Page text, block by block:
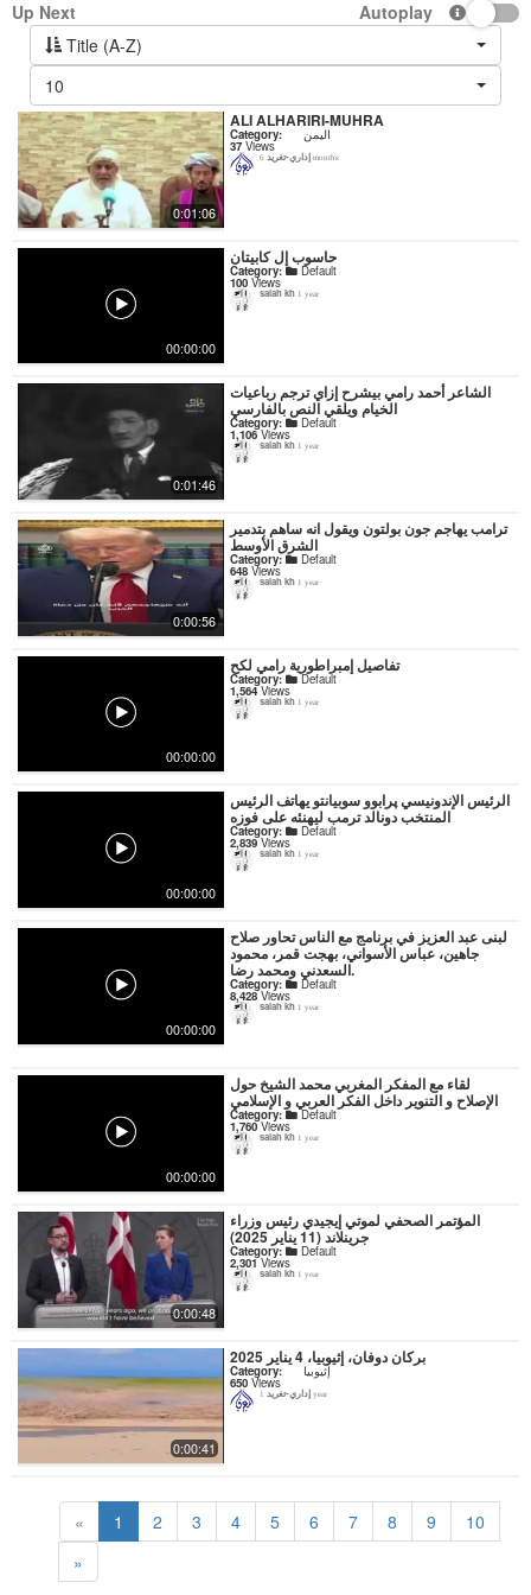
Up Next
Autoplay
Title (A-Z)
10
0:01:06
ALI ALHARIRI-MUHRA
Category: اليمن
37Views
إداري-تغريد 6 months
00:00:00
حاسوب إل كابيتان
Category: Default
100 Views
salah kh 1 year
0:01:46
‏الشاعر أحمد رامي بيشرح إزاي ترجم رباعيات
الخيام ويلقي النص بالفارسي
Category: Default
1,106Views
salah kh 1 year
0:00:56
ترامب يهاجم جون بولتون ويقول انه ساهم بتدمير
الشرق الأوسط
Category: Default
648 Views
salah kh 1 year
00:00:00
تفاصيل إمبراطورية رامي لكح
Category: Default
1,564Views
salah kh 1 year
00:00:00
الرئيس الإندونيسي پرابوو سوبيانتو يهاتف الرئيس
المنتخب دونالد ترمب ليهنئه على فوزه
Category: Default
2,839Views
salah kh 1 year
00:00:00
لبنى عبد العزيز في برنامج مع الناس تحاور صلاح
جاهين، عباس الأسواني، بهجت قمر، محمود
السعدني ومحمد رضا.
Category: Default
8,428Views
salah kh 1 year
00:00:00
لقاء مع المفكر المغربي محمد الشيخ حول
الإصلاح و التنوير داخل الفكر العربي و الإسلامي
Category: Default
1,760Views
salah kh 1 year
0:00:48
المؤتمر الصحفي لموتي إيجيدي رئيس وزراء
جرينلاند (11 يناير 2025)
Category: Default
2,301Views
salah kh 1 year
0:00:41
بركان دوفان، إثيوبيا، 4 يناير 2025
Category: إثيوبيا
650 Views
إداري-تغريد 1 year
« 1 2 3 4 5 6 7 8 9
10
»